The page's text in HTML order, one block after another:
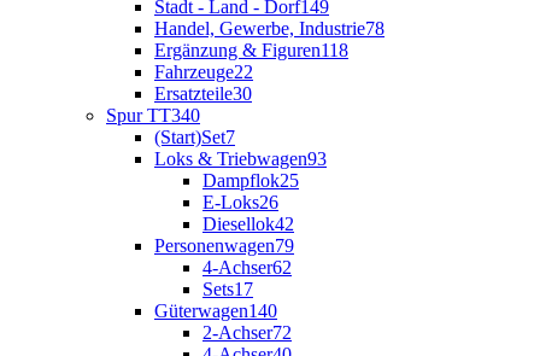
Stadt - Land - Dorf149
Handel, Gewerbe, Industrie78
Ergänzung & Figuren118
Fahrzeuge22
Ersatzteile30
Spur TT340
(Start)Set7
Loks & Triebwagen93
Dampflok25
E-Loks26
Diesellok42
Personenwagen79
4-Achser62
Sets17
Güterwagen140
2-Achser72